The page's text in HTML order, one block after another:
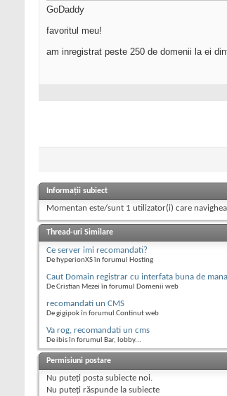
GoDaddy
favoritul meu!
am inregistrat peste 250 de domenii la ei
Informații subiect
Momentan este/sunt 1 utilizator(i) care
Thread-uri Similare
Ce server imi recomandati?
De hyperionXS în forumul Hosting
Caut Domain registrar cu interfata buna de
De Cristian Mezei în forumul Domenii web
recomandati un CMS
De gigipok în forumul Continut web
Va rog, recomandati un cms
De ibis în forumul Bar, lobby...
Permisiuni postare
Nu puteţi posta subiecte noi.
Nu puteţi răspunde la subiecte